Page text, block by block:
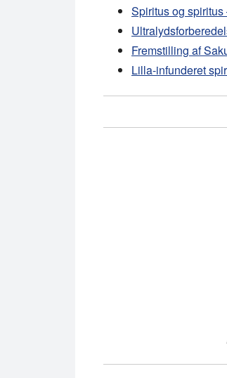
Spiritus og
Fremstilling af
Lilla-infunderet